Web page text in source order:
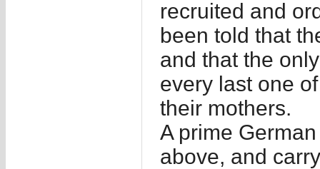
recruited and
been told that
and that the
every last one
their mothers.
A prime
above, and